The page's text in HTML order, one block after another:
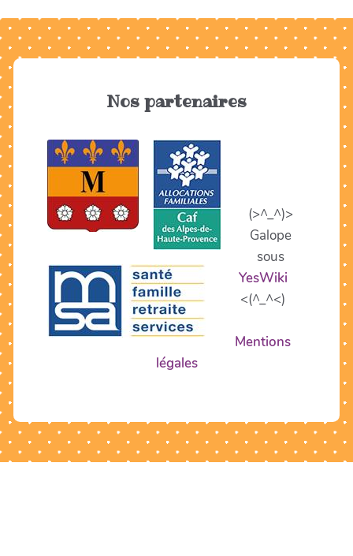
Nos partenaires
(>^_^)>
Galope
sous
YesWiki
<(^_^<)
Mentions
légales